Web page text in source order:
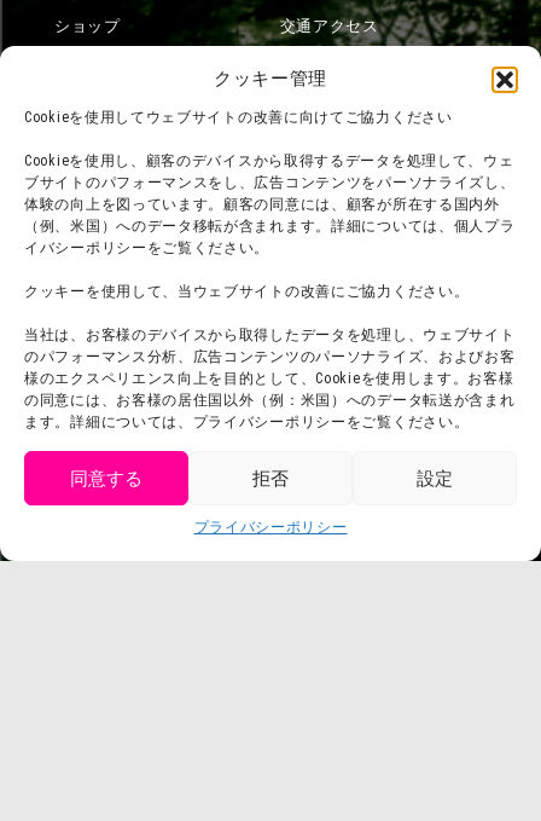
クッキー管理
Cookieを使用してウェブサイトの改善に向けてご協力ください
Cookieを使用し、顧客のデバイスから取得するデータを処理して、ウェ
ブサイトのパフォーマンスをし、広告コンテンツをパーソナライズし、
体験の向上を図っています。顧客の同意には、顧客が所在する国内外
（例、米国）へのデータ移転が含まれます。詳細については、個人プラ
イバシーポリシーをご覧ください。
クッキーを使用して、当ウェブサイトの改善にご協力ください。
当社は、お客様のデバイスから取得したデータを処理し、ウェブサイト
のパフォーマンス分析、広告コンテンツのパーソナライズ、およびお客
様のエクスペリエンス向上を目的として、Cookieを使用します。お客様
の同意には、お客様の居住国以外（例：米国）へのデータ転送が含まれ
ます。詳細については、プライバシーポリシーをご覧ください。
同意する 拒否 設定
プライバシーポリシー
ショップ 交通アクセス
団体利用について
お問い合わせ
利用規約
プライバシーポリシー
プレスリリース
メディア掲載実績
会社概要
スタッフ募集